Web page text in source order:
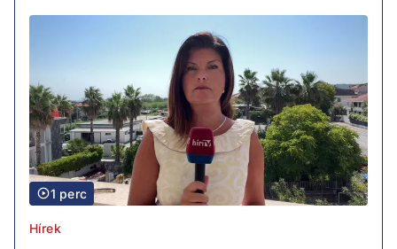
1 perc
Hírek